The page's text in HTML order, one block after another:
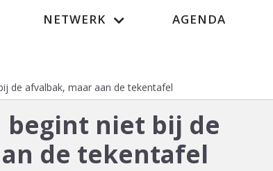
NETWERK AGENDA
de afvalbak, maar aan de tekentafel
niet bij de
de tekentafel